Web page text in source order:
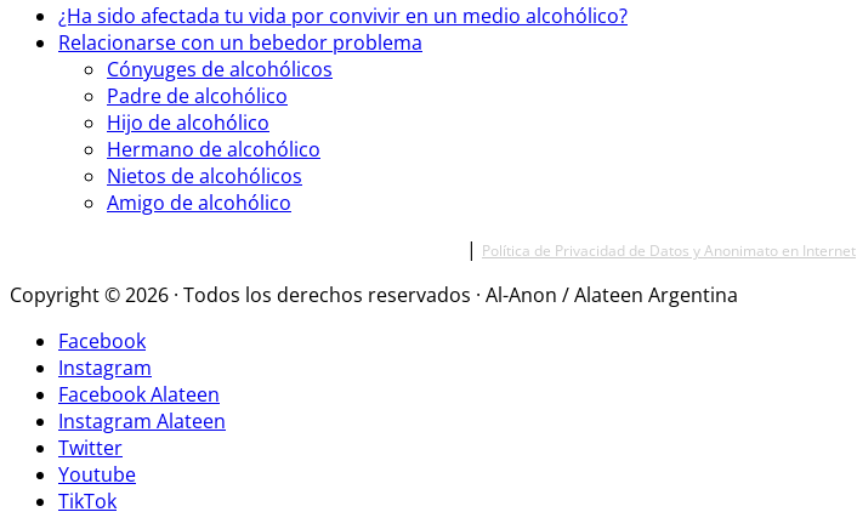
¿Ha sido afectada tu vida por convivir en un medio alcohólico?
Relacionarse con un bebedor problema
Cónyuges de alcohólicos
Padre de alcohólico
Hijo de alcohólico
Hermano de alcohólico
Nietos de alcohólicos
Amigo de alcohólico
| Política de Privacidad de Datos y Anonimato en Internet
Copyright © 2026 · Todos los derechos reservados · Al-Anon / Alateen Argentina
Facebook
Instagram
Facebook Alateen
Instagram Alateen
Twitter
Youtube
TikTok